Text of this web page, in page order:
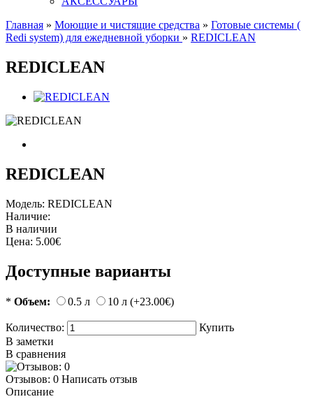
Главная » Моющие и чистящие средства » Готовые системы (
Redi system) для ежедневной уборки » REDICLEAN
REDICLEAN
REDICLEAN
Модель: REDICLEAN
Наличие:
В наличии
Цена: 5.00€
Доступные варианты
* Объем: 0.5 л 10 л (+23.00€)
Количество:
Купить
В заметки
В сравнения
Отзывов: 0 Написать отзыв
Описание